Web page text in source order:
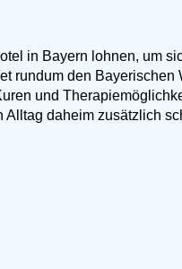
in Bayern lohnen, um
rundum den Bayerischen
und
daheim zusätzlich